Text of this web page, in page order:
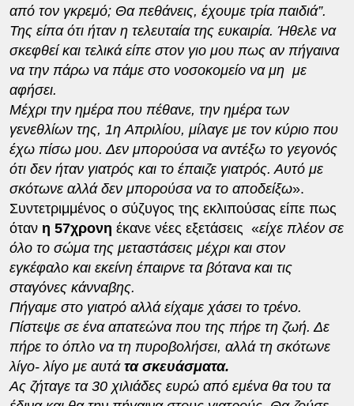
από τον γκρεμό; Θα πεθάνεις, έχουμε τρία παιδιά”.
Της είπα ότι ήταν η τελευταία της ευκαιρία. Ήθελε να
σκεφθεί και τελικά είπε στον γιο μου πως αν πήγαινα
να την πάρω να πάμε στο νοσοκομείο να μη με
αφήσει.
Μέχρι την ημέρα που πέθανε, την ημέρα των
γενεθλίων της, 1η Απριλίου, μίλαγε με τον κύριο που
έχω πίσω μου. Δεν μπορούσα να αντέξω το γεγονός
ότι δεν ήταν γιατρός και το έπαιζε γιατρός. Αυτό με
σκότωνε αλλά δεν μπορούσα να το αποδείξω».
Συντετριμμένος ο σύζυγος της εκλιπούσας είπε πως
όταν η 57χρονη έκανε νέες εξετάσεις «είχε πλέον σε
όλο το σώμα της μεταστάσεις μέχρι και στον
εγκέφαλο και εκείνη έπαιρνε τα βότανα και τις
σταγόνες κάνναβης.
Πήγαμε στο γιατρό αλλά είχαμε χάσει το τρένο.
Πίστεψε σε ένα απατεώνα που της πήρε τη ζωή. Δε
πήρε το όπλο να τη πυροβολήσει, αλλά τη σκότωνε
λίγο- λίγο με αυτά τα σκευάσματα.
Ας ζήταγε τα 30 χιλιάδες ευρώ από εμένα θα του τα